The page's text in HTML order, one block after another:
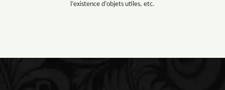
l’existence d’objets utiles, etc.